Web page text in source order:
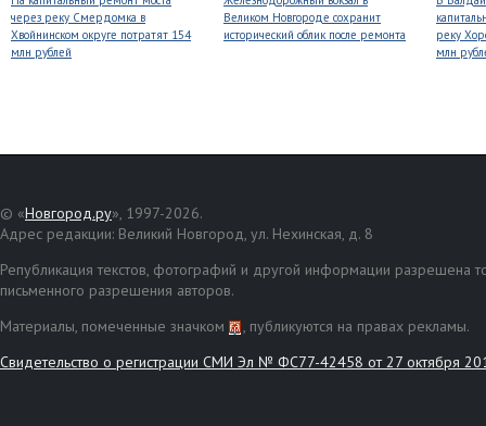
через реку Смердомка в
Хвойнинском округе потратят 154
млн рублей
Великом Новгороде сохранит
исторический облик после ремонта
реку
млн
© «Новгород.ру», 1997-2026.
Адрес редакции: Великий Новгород, ул. Нехинская, д. 8
Републикация текстов, фотографий и другой информации разрешена
письменного разрешения авторов.
Материалы, помеченные значком
, публикуются на правах рекламы.
Свидетельство о регистрации СМИ Эл № ФС77-42458 от 27 октября